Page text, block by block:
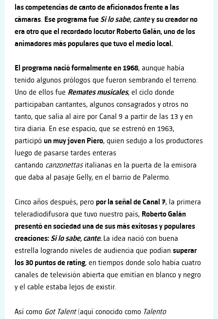
las competencias de canto de aficionados frente a las
cámaras. Ese programa fueSi lo sabe, cantey su creador no
era otro que el recordado locutor Roberto Galán, uno de los
animadores más populares que tuvo el medio local.
El programa nació formalmente en 1968, aunque había
tenido algunos prólogos que fueron sembrando el terreno.
Uno de ellos fue Remates musicales, el ciclo donde
participaban cantantes, algunos consagrados y otros no
tanto, que salía al aire por Canal 9 a partir de las 13 y en
tira diaria. En ese espacio, que se estrenó en 1963,
participó un muy joven Piero, quien sedujo a los productores
luego de pasarse tardes enteras
cantando canzonettasitalianas en la puerta de la emisora
que daba al pasaje Gelly, en el barrio de Palermo.
Cinco años después, pero por la señal de Canal 7, la primera
teleradiodifusora que tuvo nuestro país, Roberto Galán
presentó en sociedad una de sus más exitosas y populares
creaciones:Si lo sabe, cante. La idea nació con buena
estrella logrando niveles de audiencia que podían superar
los 30 puntos de rating, en tiempos donde solo había cuatro
canales de televisión abierta que emitían en blanco y negro
y el cable estaba lejos de existir.
Así como Got Talent(aquí conocido como Talento